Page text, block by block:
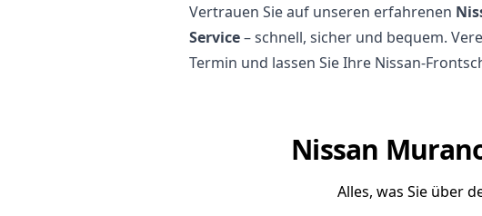
Vertrauen Sie auf unseren erfahrenen
Service– schnell, sicher und bequem.
Termin und lassen Sie Ihre Nissan-
Nissan
Alles, was Sie über